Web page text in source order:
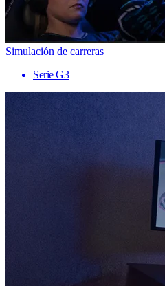
Simulación de carreras
Serie G3